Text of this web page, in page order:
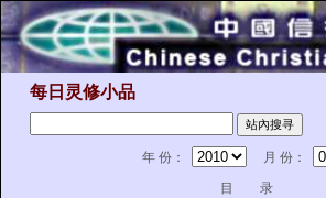
每日灵修小品
年 份：
月 份：
目 录